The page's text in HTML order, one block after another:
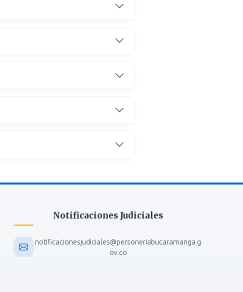
Notificaciones Judiciales
notificacionesjudiciales@personeriabucaramanga.g
ov.co